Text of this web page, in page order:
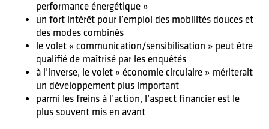
performance énergétique »
un fort intérêt pour l’emploi des mobilités douces et
des modes combinés
le volet « communication/sensibilisation » peut être
qualifié de maîtrisé par les enquêtés
à l’inverse, le volet « économie circulaire » mériterait
un développement plus important
parmi les freins à l’action, l’aspect financier est le
plus souvent mis en avant